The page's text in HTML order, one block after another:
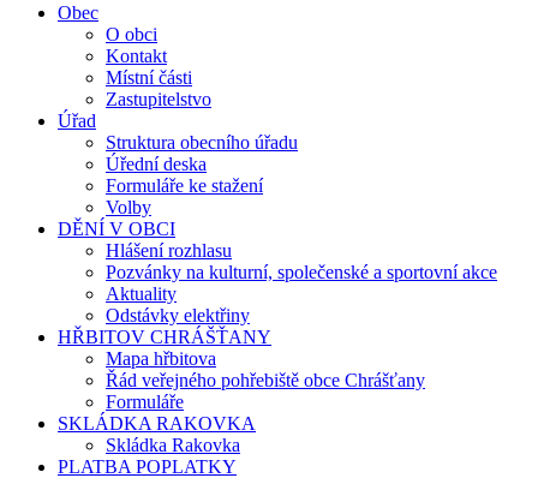
Obec
O obci
Kontakt
Místní části
Zastupitelstvo
Úřad
Struktura obecního úřadu
Úřední deska
Formuláře ke stažení
Volby
DĚNÍ V OBCI
Hlášení rozhlasu
Pozvánky na kulturní, společenské a sportovní akce
Aktuality
Odstávky elektřiny
HŘBITOV CHRÁŠŤANY
Mapa hřbitova
Řád veřejného pohřebiště obce Chrášťany
Formuláře
SKLÁDKA RAKOVKA
Skládka Rakovka
PLATBA POPLATKY